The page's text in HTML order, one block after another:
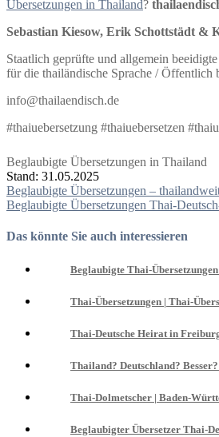
Übersetzungen in Thailand?
Sebastian Kiesow, Erik Schottstädt &
Staatlich geprüfte und allgemein
für die thailändische Sprache / Öffentlich
info@thailaendisch.de
#thaiuebersetzung #thaiuebersetzen
Beglaubigte Übersetzungen in Thailand
Stand: 31.05.2025
Beitragsnavigation
Beglaubigte Übersetzungen –
Beglaubigte Übersetzungen Thai-
Das könnte Sie auch interessieren
Beglaubigte Thai-
Thai-Übersetzungen | Thai-
Thai-Deutsche Heirat in
Thailand? Deutschland?
Thai-Dolmetscher | Baden-
Beglaubigter Übersetzer Thai-